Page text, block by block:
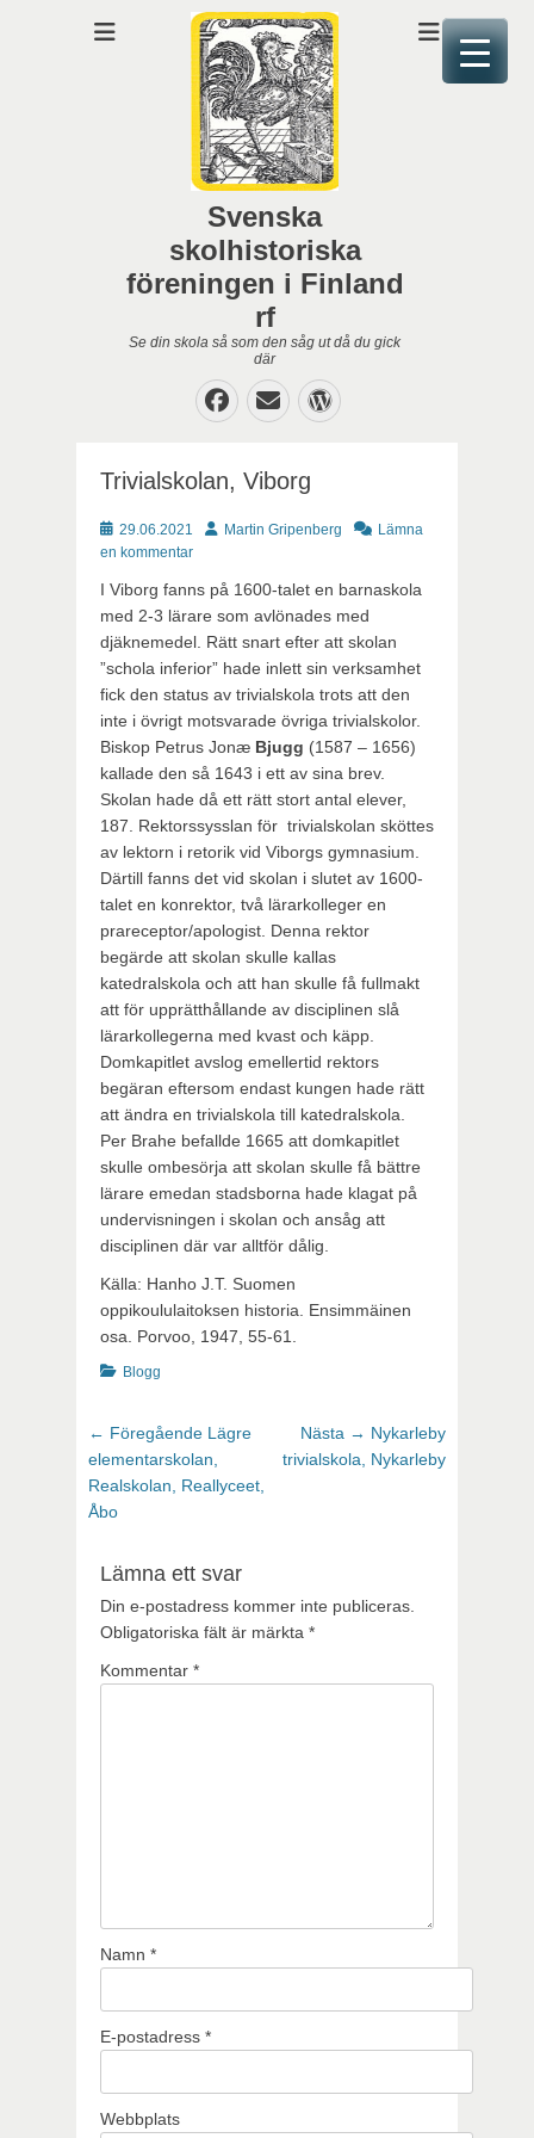
Svenska
skolhistoriska
föreningen i Finland
rf
Se din skola så som den såg ut då du gick
där
Facebook
E-
post
WordPress
Trivialskolan, Viborg
Publicerat
29.06.2021 Författare
Martin Gripenberg
Lämna
en kommentar
I Viborg fanns på 1600-talet en barnaskola
med 2-3 lärare som avlönades med
djäknemedel. Rätt snart efter att skolan
”schola inferior” hade inlett sin verksamhet
fick den status av trivialskola trots att den
inte i övrigt motsvarade övriga trivialskolor.
Biskop Petrus Jonæ Bjugg (1587 – 1656)
kallade den så 1643 i ett av sina brev.
Skolan hade då ett rätt stort antal elever,
187. Rektorssysslan för trivialskolan sköttes
av lektorn i retorik vid Viborgs gymnasium.
Därtill fanns det vid skolan i slutet av 1600-
talet en konrektor, två lärarkolleger en
prareceptor/apologist. Denna rektor
begärde att skolan skulle kallas
katedralskola och att han skulle få fullmakt
att för upprätthållande av disciplinen slå
lärarkollegerna med kvast och käpp.
Domkapitlet avslog emellertid rektors
begäran eftersom endast kungen hade rätt
att ändra en trivialskola till katedralskola.
Per Brahe befallde 1665 att domkapitlet
skulle ombesörja att skolan skulle få bättre
lärare emedan stadsborna hade klagat på
undervisningen i skolan och ansåg att
disciplinen där var alltför dålig.
Källa: Hanho J.T. Suomen
oppikoululaitoksen historia. Ensimmäinen
osa. Porvoo, 1947, 55-61.
Kategorier
Blogg
Inläggsnavigering
← Föregående Föregående
inlägg:
Lägre
elementarskolan,
Realskolan, Reallyceet,
Åbo
Nästa → Nästa
inlägg:
Nykarleby
trivialskola, Nykarleby
Lämna ett svar
Din e-postadress kommer inte publiceras.
Obligatoriska fält är märkta *
Kommentar *
Namn *
E-postadress *
Webbplats